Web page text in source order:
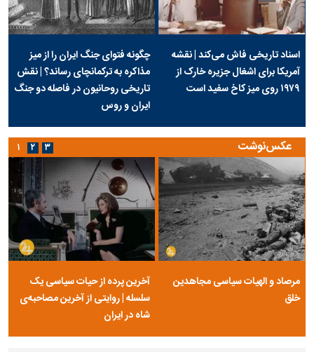
اسناد تاریخی فاش می‌کند | نقشه
آمریکا برای اشغال جزیره خارک از
۱۹۷۹ روی میز کاخ سفید است
چگونه فتوای جنگ ایران را از میز
مذاکره به ترکمانچای رساند؟ | نقش
تاریخی روحانیون در فاصله دو جنگ
ایران و روس
عکس‌نوشت
مرصاد و الهیات سیاسی مجاهدین
خلق
آخرین پرده از حیات سیاسی یک
سلسله | روایتی از آخرین مصاحبه‌ی
شاه در ایران
۱ ۲ ۳